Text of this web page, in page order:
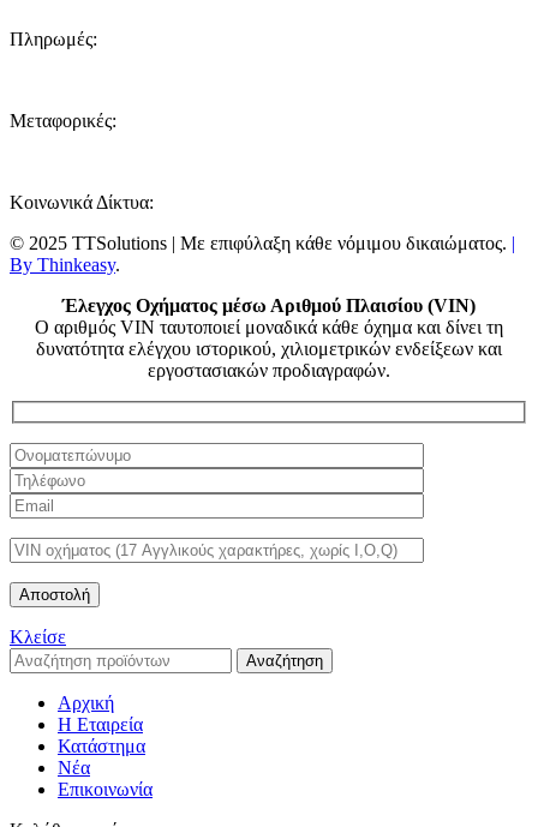
Πληρωμές:
Μεταφορικές:
Κοινωνικά Δίκτυα:
© 2025 TTSolutions | Με επιφύλαξη κάθε νόμιμου δικαιώματος. |
By Thinkeasy.
Έλεγχος Οχήματος μέσω Αριθμού Πλαισίου (VIN)
Ο αριθμός VIN ταυτοποιεί μοναδικά κάθε όχημα και δίνει τη
δυνατότητα ελέγχου ιστορικού, χιλιομετρικών ενδείξεων και
εργοστασιακών προδιαγραφών.
Κλείσε
Αναζήτηση
Αρχική
Η Εταιρεία
Κατάστημα
Νέα
Επικοινωνία